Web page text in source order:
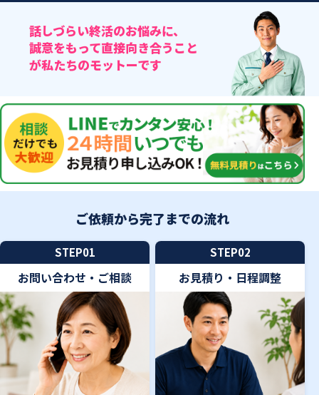
話しづらい終活のお悩みに、
誠意をもって直接向き合うこと
が私たちのモットーです
ご依頼から完了までの流れ
STEP01
お問い合わせ・ご相談
STEP02
お見積り・日程調整